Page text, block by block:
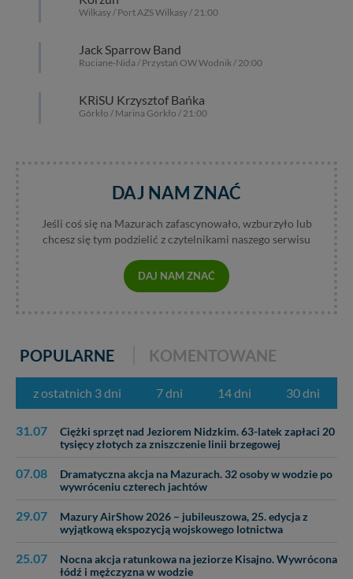
Wilkasy / Port AZS Wilkasy / 21:00
Jack Sparrow Band
Ruciane-Nida / Przystań OW Wodnik / 20:00
KRiSU Krzysztof Bańka
Górkło / Marina Górkło / 21:00
DAJ NAM ZNAĆ
Jeśli coś się na Mazurach zafascynowało, wzburzyło lub
chcesz się tym podzielić z czytelnikami naszego serwisu
DAJ NAM ZNAĆ
POPULARNE KOMENTOWANE
z ostatnich 3 dni 7 dni 14 dni 30 dni
31.07
Ciężki sprzęt nad Jeziorem Nidzkim. 63-latek zapłaci 20
tysięcy złotych za zniszczenie linii brzegowej
07.08
Dramatyczna akcja na Mazurach. 32 osoby w wodzie po
wywróceniu czterech jachtów
29.07
Mazury AirShow 2026 – jubileuszowa, 25. edycja z
wyjątkową ekspozycją wojskowego lotnictwa
25.07
Nocna akcja ratunkowa na jeziorze Kisajno. Wywrócona
łódź i mężczyzna w wodzie
praw w odniesieniu do informacji zawartych w plikach
tych plików - w pewnych przypadkach nie możemy tego
zrobić za Ciebie.